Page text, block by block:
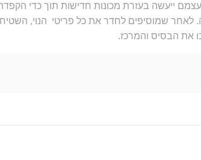
עצמם ייעשה בעזרת מכונות חדישות תוך כדי
לאחר שמוסיפים לחדר את כל פריטי הנוי,
את הבסיס והמרכז.